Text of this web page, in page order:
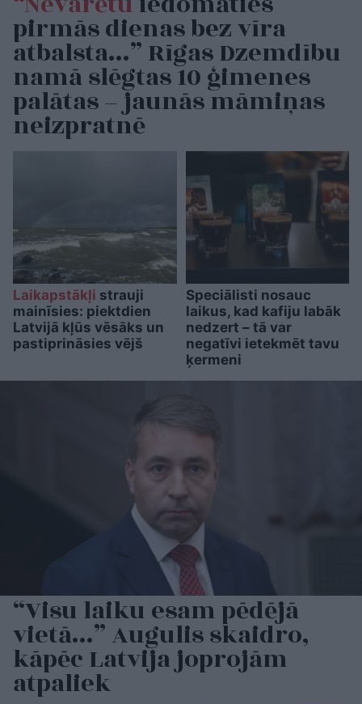
pirmās dienas bez vīra
atbalsta…” Rīgas Dzemdību
namā slēgtas 10 ģimenes
palātas – jaunās māmiņas
neizpratnē
Laikapstākļi strauji
mainīsies: piektdien
Latvijā kļūs vēsāks un
pastiprināsies vējš
Speciālisti nosauc
laikus, kad kafiju labāk
nedzert – tā var
negatīvi ietekmēt tavu
ķermeni
“Visu laiku esam pēdējā
vietā…” Augulis skaidro,
kāpēc Latvija joprojām
atpaliek